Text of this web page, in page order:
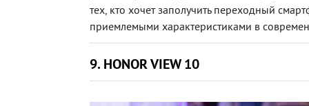
тех, кто хочет заполучить переходный
приемлемыми характеристиками в
9. HONOR VIEW 10